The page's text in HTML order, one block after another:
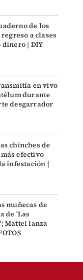
de los
a clases
dinero | DIY
en vivo
durante
desgarrador
chinches de
efectivo
infestación |
muñecas de
de 'Las
Mattel lanza